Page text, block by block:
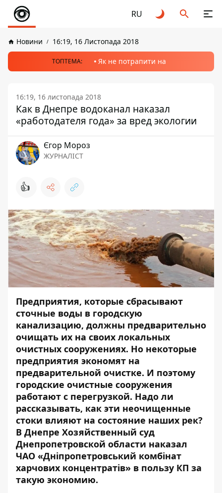
RU
Новини 16:19, 16 Листопада 2018
ТОПТЕМА: Як не потрапити на
16:19, 16 листопада 2018
Как в Днепре водоканал наказал
«работодателя года» за вред экологии
Єгор Мороз
ЖУРНАЛІСТ
👍
Предприятия, которые сбрасывают
сточные воды в городскую
канализацию, должны предварительно
очищать их на своих локальных
очистных сооружениях. Но некоторые
предприятия экономят на
предварительной очистке. И поэтому
городские очистные сооружения
работают с перегрузкой. Надо ли
рассказывать, как эти неочищенные
стоки влияют на состояние наших рек?
В Днепре Хозяйственный суд
Днепропетровской области наказал
ЧАО «Дніпропетровський комбінат
харчових концентратів» в пользу КП за
такую экономию.